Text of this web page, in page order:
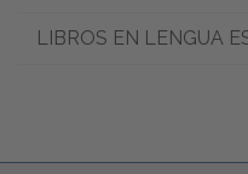
LIBROS EN LENGUA